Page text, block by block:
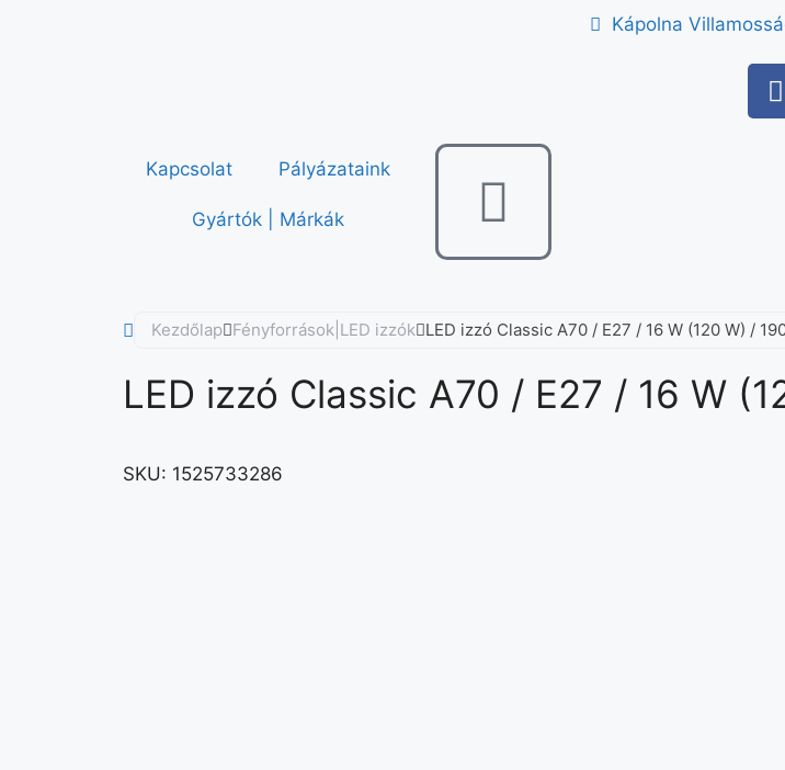
Kápolna
Kapcsolat Pályázataink
Gyártók | Márkák
Kezdőlap Fényforrások|LED izzók LED izzó Classic A70 / E27 / 16 W (120 W) /
LED izzó Classic A70 / E27 / 16 W
SKU: 1525733286